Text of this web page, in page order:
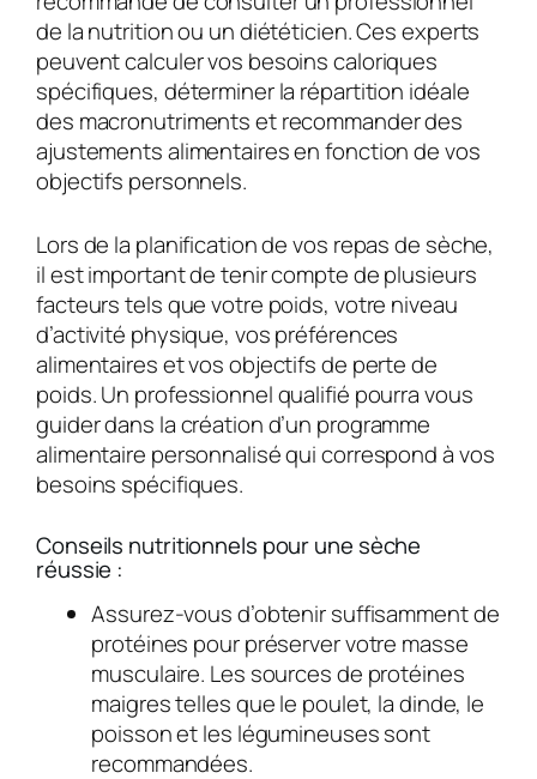
de la nutrition ou un diététicien. Ces experts
peuvent calculer vos besoins caloriques
spécifiques, déterminer la répartition idéale
des macronutriments et recommander des
ajustements alimentaires en fonction de vos
objectifs personnels.
Lors de la planification de vos repas de sèche,
il est important de tenir compte de plusieurs
facteurs tels que votre poids, votre niveau
d’activité physique, vos préférences
alimentaires et vos objectifs de perte de
poids. Un professionnel qualifié pourra vous
guider dans la création d’un programme
alimentaire personnalisé qui correspond à vos
besoins spécifiques.
Conseils nutritionnels pour une sèche
réussie :
Assurez-vous d’obtenir suffisamment de
protéines pour préserver votre masse
musculaire. Les sources de protéines
maigres telles que le poulet, la dinde, le
poisson et les légumineuses sont
recommandées.